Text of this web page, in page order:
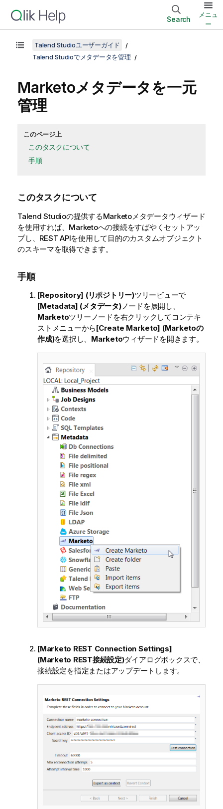
Search
メニュ
ー
Talend Studioユーザーガイド
Talend Studioでメタデータを管理
Marketoメタデータを一元
管理
このページ上
このタスクについて
手順
このタスクについて
Talend Studioの提供するMarketoメタデータウィザード
を使用すれば、Marketoへの接続をすばやくセットアッ
プし、REST APIを使用して目的のカスタムオブジェクト
のスキーマを取得できます。
手順
[Repository] (リポジトリー)ツリービューで
[Metadata] (メタデータ)ノードを展開し、
Marketoツリーノードを右クリックしてコンテキ
ストメニューから[Create Marketo] (Marketoの
作成)を選択し、 Marketoウィザードを開きます。
[Marketo REST Connection Settings]
(Marketo REST接続設定)ダイアログボックスで、
接続設定を指定またはアップデートします。